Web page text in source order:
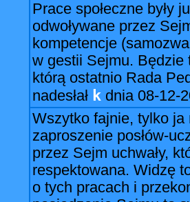
Prace społeczne były
odwoływane przez
kompetencje
w gestii Sejmu. Będzie
którą ostatnio Rada
nadesłał k dnia 08-12-
Wszytko fajnie, tylko
zaproszenie posłów-
przez Sejm uchwały,
respektowana. Widzę
o tych pracach i